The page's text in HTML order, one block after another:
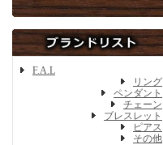
F.A.L
リング
ペンダント
チェーン
ブレスレット
ピアス
その他